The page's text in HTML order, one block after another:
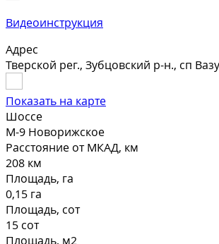
Видеоинструкция
Адрес
Тверской рег., Зубцовский р-н., сп
Показать на карте
Шоссе
М-9 Новорижское
Расстояние от МКАД, км
208 км
Площадь, га
0,15 га
Площадь, сот
15 сот
Площадь, м2